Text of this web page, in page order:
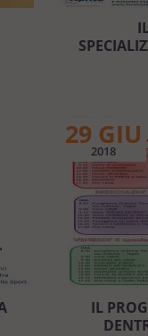
29 GIU
2018
IL